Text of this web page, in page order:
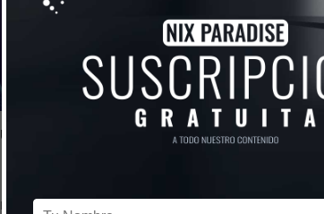
Coaching Y Motivación
Cómo Despedirte Y Superar La
Alex Vidal - 27 enero, 2019